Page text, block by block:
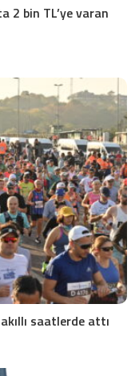
2 bin TL’ye varan
saatlerde attı